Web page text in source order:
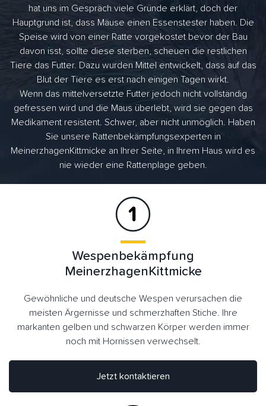
hat uns im Gespräch viele Gründe erklärt, doch der
Hauptgrund ist, dass Mäuse einen Essenstester haben. Die
Speise wird von einer Ratte vorgekostet bevor der Bau
davon isst, sollte diese sterben, scheuen die restlichen
Tiere das Futter. Dazu wurden Mittel entwickelt, dass auf das
Blut der Tiere es erst nach einigen Tagen wirkt.
Wenn das mittelversetzte Futter jedoch nicht vollständig
gefressen wird und die Maus überlebt, wird sie gegen das
Medikament resistent. Schwer, aber nicht unmöglich. Haben
Sie unsere Rattenbekämpfungsexperten in
MeinerzhagenKittmicke an Ihrer Seite, in Ihrem Haus wird es
nie wieder eine Rattenplage geben.
Wespenbekämpfung
MeinerzhagenKittmicke
Gewöhnliche und deutsche Wespen verursachen die
meisten Ärgernisse und schmerzhaften Stiche. Ihre
markanten gelben und schwarzen Körper werden immer
noch mit Hornissen verwechselt.
Jetzt kontaktieren